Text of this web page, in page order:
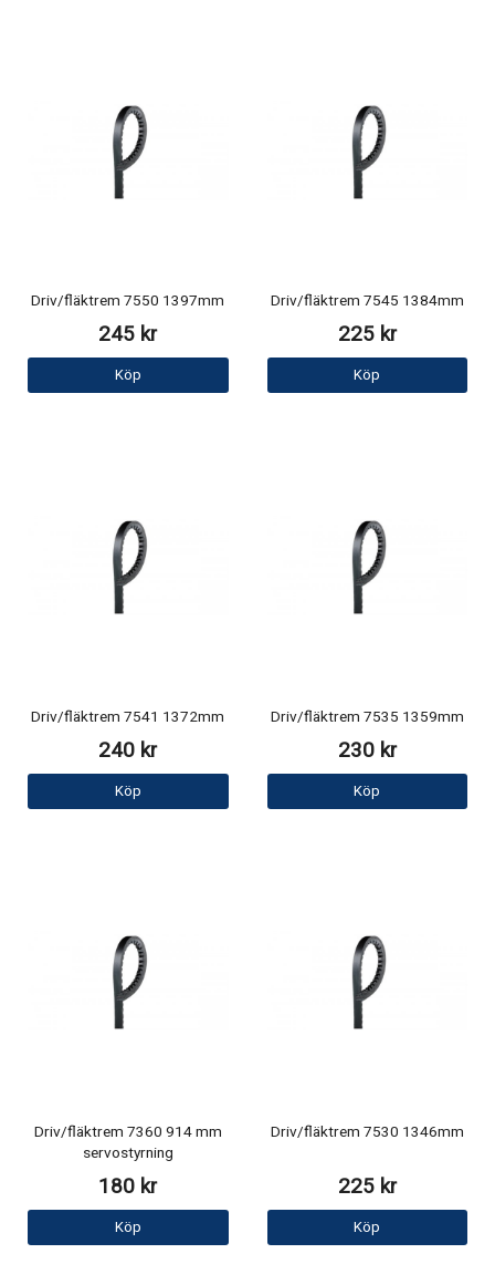
Driv/fläktrem 7550 1397mm
245 kr
Köp
Driv/fläktrem 7545 1384mm
225 kr
Köp
Driv/fläktrem 7541 1372mm
240 kr
Köp
Driv/fläktrem 7535 1359mm
230 kr
Köp
Driv/fläktrem 7360 914 mm
servostyrning
180 kr
Köp
Driv/fläktrem 7530 1346mm
225 kr
Köp